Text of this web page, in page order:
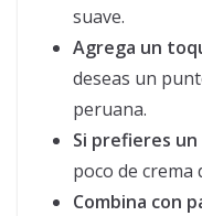
suave.
Agrega un
deseas un
peruana.
Si prefieres
poco de crema
Combina con